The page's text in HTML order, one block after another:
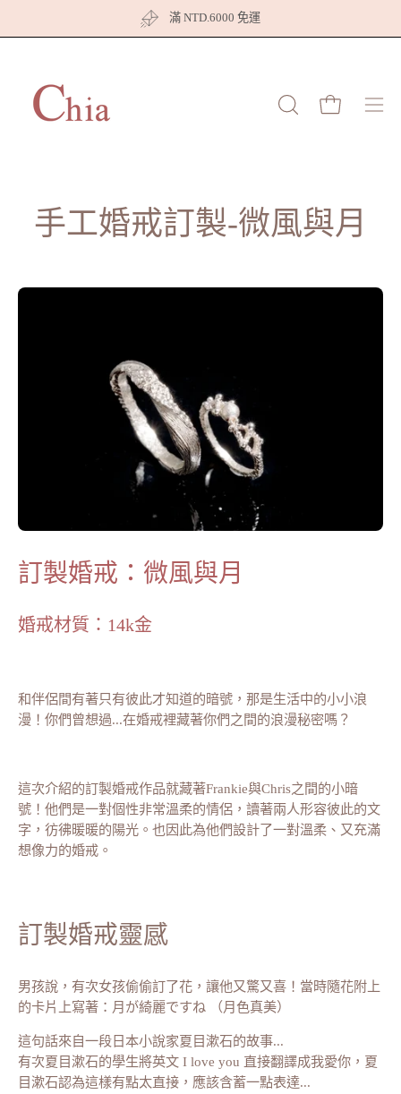
滿 NTD.6000 免運
打
打開購物車
開
手工婚戒訂製-微風與月
訂製婚戒：微風與月
婚戒材質：14k金
和伴侶間有著只有彼此才知道的暗號，那是生活中的小小浪
漫！你們曾想過...在婚戒裡藏著你們之間的浪漫秘密嗎？
這次介紹的訂製婚戒作品就藏著Frankie與Chris之間的小暗
號！他們是一對個性非常溫柔的情侶，讀著兩人形容彼此的文
字，彷彿暖暖的陽光。也因此為他們設計了一對溫柔、又充滿
想像力的婚戒。
訂製婚戒靈感
男孩說，有次女孩偷偷訂了花，讓他又驚又喜！當時隨花附上
的卡片上寫著：月が綺麗ですね （月色真美）
這句話來自一段日本小說家夏目漱石的故事...
有次夏目漱石的學生將英文 I love you 直接翻譯成我愛你，夏
目漱石認為這樣有點太直接，應該含蓄一點表達...